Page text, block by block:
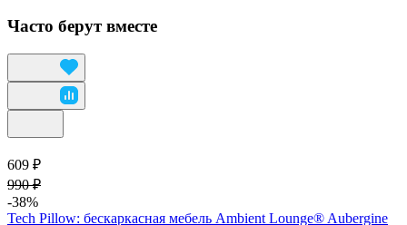
Часто берут вместе
609 ₽
990 ₽
-38%
Tech Pillow: бескаркасная мебель Ambient Lounge® Aubergine